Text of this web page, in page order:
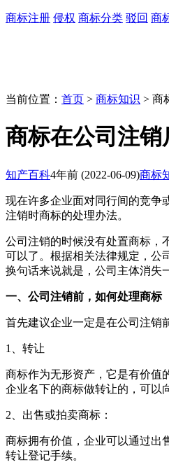
商标注册 侵权 商标分类 驳回 商
当前位置： 首页 > 商标知识 > 商
商标在公司注
知产百科4年前 (2022-06-09)商标
现在许多企业面对同行间的竞争
注销时商标的处理办法。
公司注销的时候没有处置商标，
可以了。根据相关法律规定，公
换句话来说就是，公司主体消失
一、公司注销前，如何处理商标
首先建议企业一定是在公司注销
1、转让
商标作为无形资产，它是有价值
企业名下的商标做转让的，可以
2、出售或拍卖商标：
商标拥有价值，企业可以通过出
转让登记手续。